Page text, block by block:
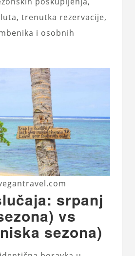
trenutka rezervacije,
i osobnih
srpanj
vs
sezona)